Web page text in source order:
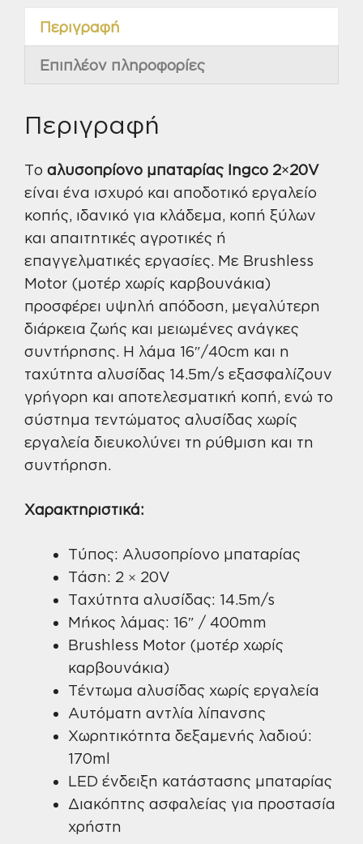
ποσότητα
Περιγραφή
Επιπλέον πληροφορίες
Περιγραφή
Το αλυσοπρίονο μπαταρίας Ingco 2×20V
είναι ένα ισχυρό και αποδοτικό εργαλείο
κοπής, ιδανικό για κλάδεμα, κοπή ξύλων
και απαιτητικές αγροτικές ή
επαγγελματικές εργασίες. Με Brushless
Motor (μοτέρ χωρίς καρβουνάκια)
προσφέρει υψηλή απόδοση, μεγαλύτερη
διάρκεια ζωής και μειωμένες ανάγκες
συντήρησης. Η λάμα 16″/40cm και η
ταχύτητα αλυσίδας 14.5m/s εξασφαλίζουν
γρήγορη και αποτελεσματική κοπή, ενώ το
σύστημα τεντώματος αλυσίδας χωρίς
εργαλεία διευκολύνει τη ρύθμιση και τη
συντήρηση.
Χαρακτηριστικά:
Τύπος: Αλυσοπρίονο μπαταρίας
Τάση: 2 × 20V
Ταχύτητα αλυσίδας: 14.5m/s
Μήκος λάμας: 16″ / 400mm
Brushless Motor (μοτέρ χωρίς
καρβουνάκια)
Τέντωμα αλυσίδας χωρίς εργαλεία
Αυτόματη αντλία λίπανσης
Χωρητικότητα δεξαμενής λαδιού:
170ml
LED ένδειξη κατάστασης μπαταρίας
Διακόπτης ασφαλείας για προστασία
χρήστη